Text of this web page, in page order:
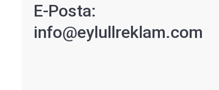
E-Posta:
info@eylullreklam.com